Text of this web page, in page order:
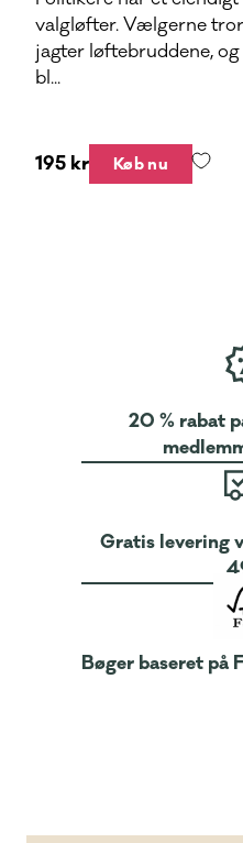
valgløfter. Vælgerne
jagter løftebruddene,
bl...
195 kr Køb nu
20 % rabat
Gratis levering
Bøger baseret